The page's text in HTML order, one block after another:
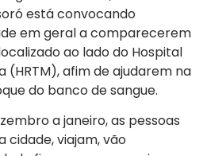
está convocando
em geral a comparecerem
ao lado do Hospital
(HRTM), afim de ajudarem na
do banco de sangue.
a janeiro, as pessoas
cidade, viajam, vão